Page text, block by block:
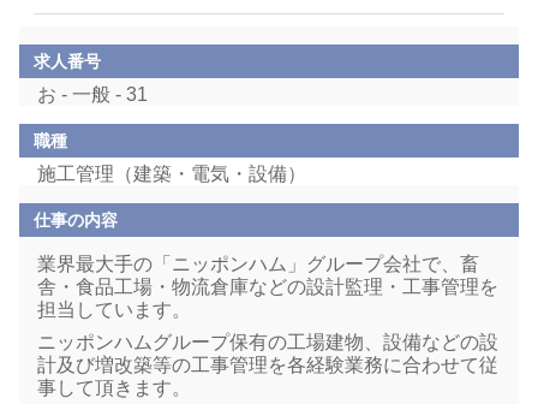
求人番号
お - 一般 - 31
職種
施工管理（建築・電気・設備）
仕事の内容
業界最大手の「ニッポンハム」グループ会社で、畜
舎・食品工場・物流倉庫などの設計監理・工事管理を
担当しています。
ニッポンハムグループ保有の工場建物、設備などの設
計及び増改築等の工事管理を各経験業務に合わせて従
事して頂きます。